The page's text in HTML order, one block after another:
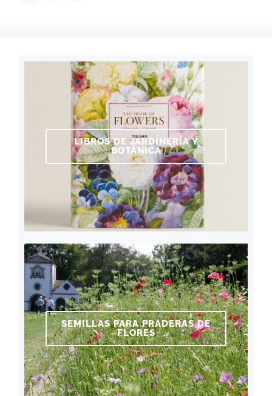
LIBROS DE JARDINERÍA Y
BOTÁNICA
SEMILLAS PARA PRADERAS DE
FLORES